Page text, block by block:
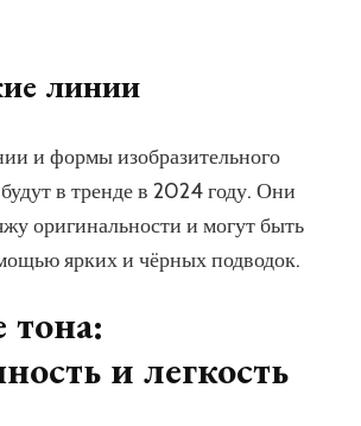
линии
и формы изобразительного
в тренде в 2024 году. Они
оригинальности и могут быть
ярких и чёрных подводок.
и легкость